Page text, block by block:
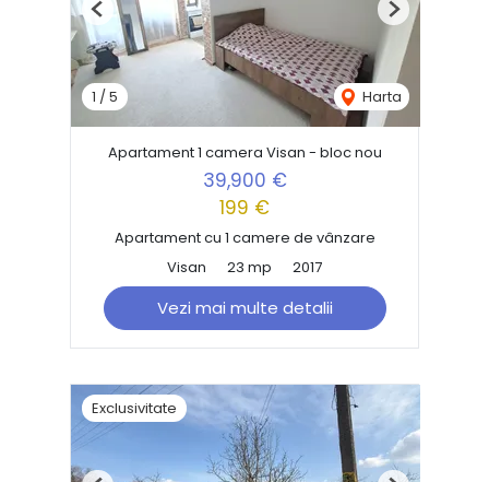
1 /5 Harta
Previous Next
Apartament 1 camera Visan - bloc nou
39,900 €
199 €
Apartament cu 1 camere de vânzare
Visan
23 mp 2017
Vezi mai multe detalii
Exclusivitate